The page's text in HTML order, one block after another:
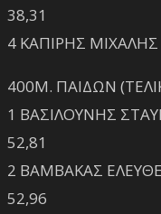
38,31
4 ΚΑΠΙΡΗΣ
400Μ. ΠΑΙΔΩΝ
1 ΒΑΣΙΛΟΥΝΗΣ
52,81
2 ΒΑΜΒΑΚΑΣ
52,96